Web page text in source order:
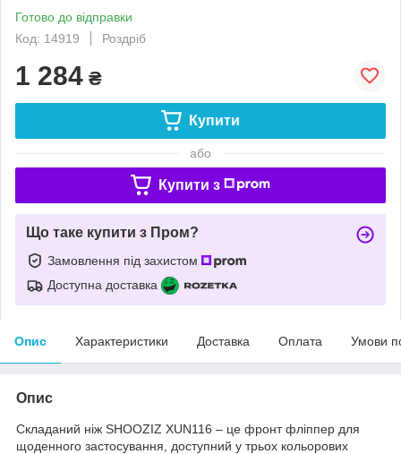
Готово до відправки
Код: 14919
Роздріб
1 284 ₴
Купити
або
Купити з
Що таке купити з Пром?
Замовлення під захистом
Доступна доставка
Опис Характеристики Доставка Оплата Умови
Опис
Складаний ніж SHOOZIZ XUN116 – це фронт фліппер для
щоденного застосування, доступний у трьох кольорових